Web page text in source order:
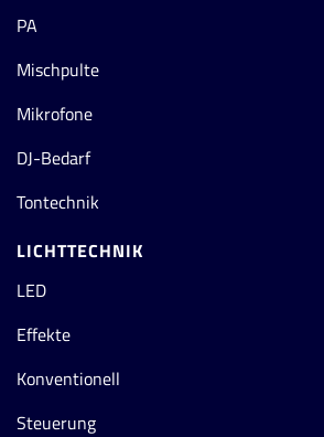
PA
Mischpulte
Mikrofone
DJ-Bedarf
Tontechnik
LICHTTECHNIK
LED
Effekte
Konventionell
Steuerung